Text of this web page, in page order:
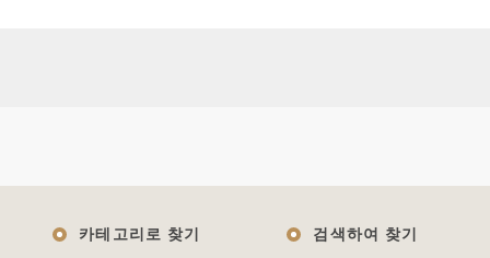
카테고리로 찾기 검색하여 찾기